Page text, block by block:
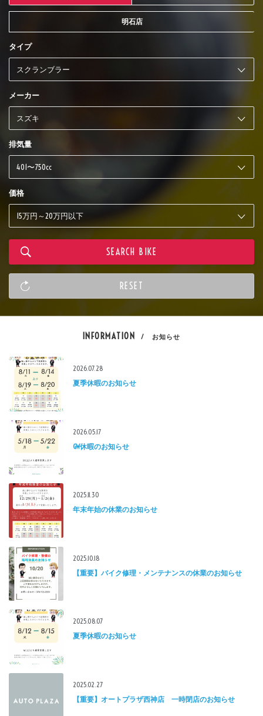
明石店
タイプ
メーカー
排気量
価格
INFORMATION / お知らせ
2026.07.28
夏季休暇のお知らせ
2026.05.17
GW休暇のお知らせ
2025.11.30
年末年始の休業のお知らせ
2025.10.18
【重要】バイク修理・メンテナンスの休業のお知らせ
2025.08.07
夏季休暇のお知らせ
2025.02.27
【重要】オートプラザ西神店 一時閉店のお知らせ